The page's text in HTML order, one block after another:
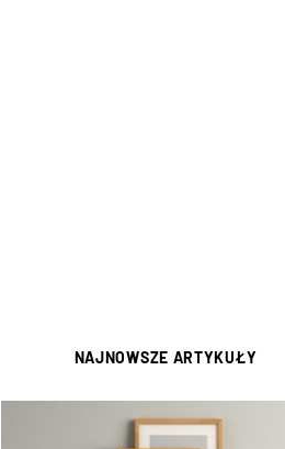
NAJNOWSZE ARTYKUŁY